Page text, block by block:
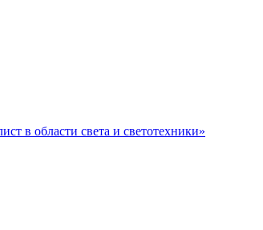
в области света и светотехники»